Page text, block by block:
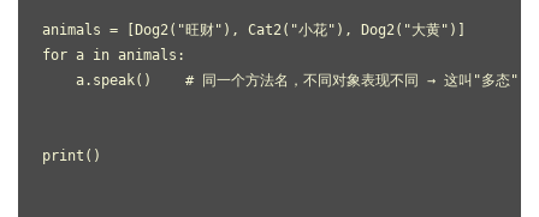
animals = [Dog2("旺财"), Cat2("小花"), Dog2("大黄")]
for a in animals:
    a.speak()    # 同一个方法名，不同对象表现不同 → 这叫"多态"
print()